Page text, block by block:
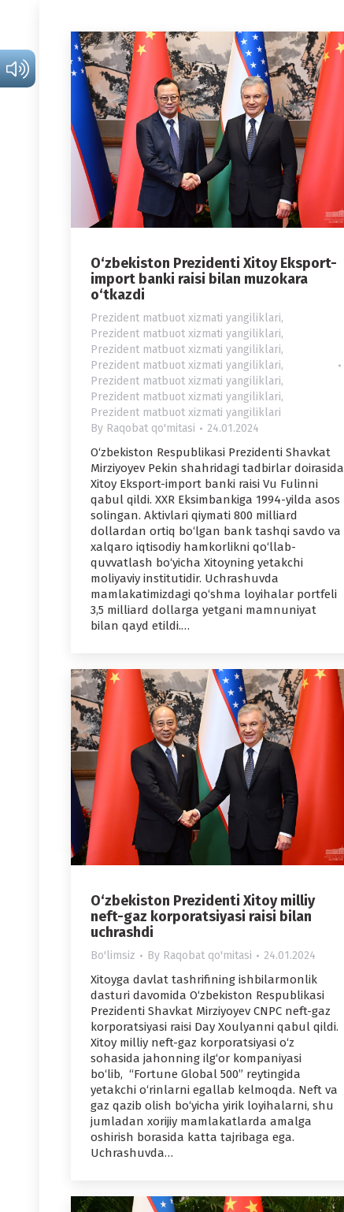
O‘zbekiston Prezidenti Xitoy Eksport-
import banki raisi bilan muzokara
o‘tkazdi
Prezident matbuot xizmati yangiliklari,
Prezident matbuot xizmati yangiliklari,
Prezident matbuot xizmati yangiliklari,
Prezident matbuot xizmati yangiliklari,
Prezident matbuot xizmati yangiliklari,
Prezident matbuot xizmati yangiliklari,
Prezident matbuot xizmati yangiliklari
By Raqobat qo'mitasi 24.01.2024
O‘zbekiston Respublikasi Prezidenti Shavkat
Mirziyoyev Pekin shahridagi tadbirlar doirasida
Xitoy Eksport-import banki raisi Vu Fulinni
qabul qildi. XXR Eksimbankiga 1994-yilda asos
solingan. Aktivlari qiymati 800 milliard
dollardan ortiq bo‘lgan bank tashqi savdo va
xalqaro iqtisodiy hamkorlikni qo‘llab-
quvvatlash bo‘yicha Xitoyning yetakchi
moliyaviy institutidir. Uchrashuvda
mamlakatimizdagi qo‘shma loyihalar portfeli
3,5 milliard dollarga yetgani mamnuniyat
bilan qayd etildi.…
O‘zbekiston Prezidenti Xitoy milliy
neft-gaz korporatsiyasi raisi bilan
uchrashdi
Bo'limsiz By Raqobat qo'mitasi 24.01.2024
Xitoyga davlat tashrifining ishbilarmonlik
dasturi davomida O‘zbekiston Respublikasi
Prezidenti Shavkat Mirziyoyev CNPC neft-gaz
korporatsiyasi raisi Day Xoulyanni qabul qildi.
Xitoy milliy neft-gaz korporatsiyasi o‘z
sohasida jahonning ilg‘or kompaniyasi
bo‘lib, “Fortune Global 500” reytingida
yetakchi o‘rinlarni egallab kelmoqda. Neft va
gaz qazib olish bo‘yicha yirik loyihalarni, shu
jumladan xorijiy mamlakatlarda amalga
oshirish borasida katta tajribaga ega.
Uchrashuvda…